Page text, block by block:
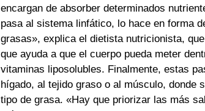
encargan de absorber determinados
pasa al sistema linfático, lo hace en forma
grasas», explica el dietista nutricionista,
que ayuda a que el cuerpo pueda meter
vitaminas liposolubles. Finalmente, estas
hígado, al tejido graso o al músculo, donde
tipo de grasa. «Hay que priorizar las más